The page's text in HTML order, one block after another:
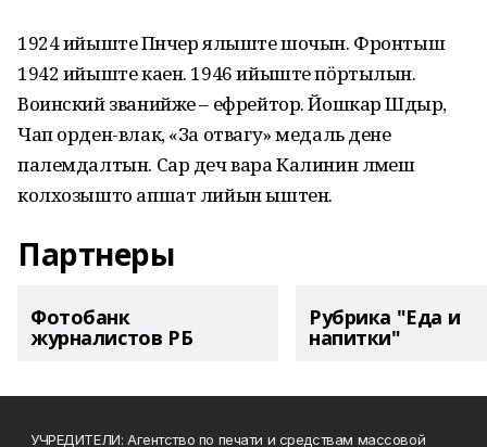
1924 ийыште Пӱнчер ялыште шочын. Фронтыш
1942 ийыште каен. 1946 ийыште пӧртылын.
Воинский званийже – ефрейтор. Йошкар Шӱдыр,
Чап орден-влак, «За отвагу» медаль дене
палемдалтын. Сар деч вара Калинин лӱмеш
колхозышто апшат лийын ыштен.
Партнеры
Фотобанк
журналистов РБ
Рубрика "Еда и
напитки"
УЧРЕДИТЕЛИ: Агентство по печати и средствам массовой